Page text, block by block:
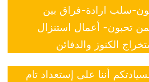
سلب ارادة-فراق بين
تحبون- أعمال استنزال
الكنوز والدفائن
أننا على إستعداد تام